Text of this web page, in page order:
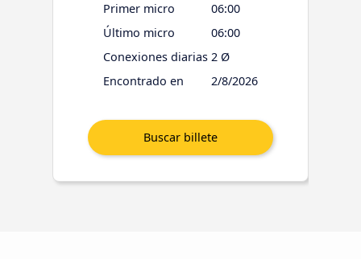
Primer micro
06:00
Último micro
06:00
Conexiones diarias 2 Ø
Encontrado en
2/8/2026